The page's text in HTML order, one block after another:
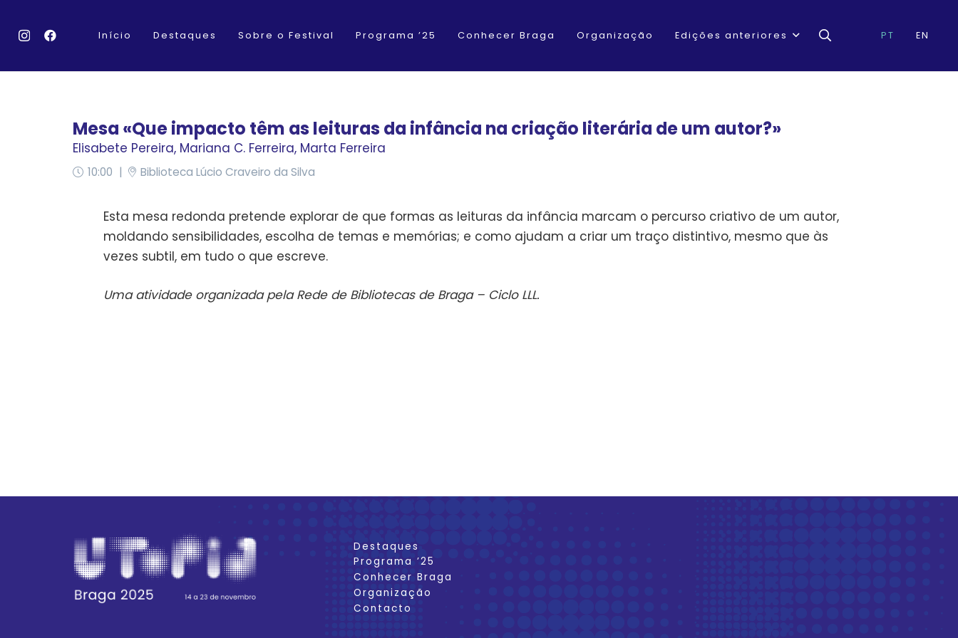
Início Destaques Sobre o Festival Programa ’25 Conhecer Braga Organização Edições anteriores PT EN
Mesa «Que impacto têm as leituras da infância na criação literária de um autor?»
Elisabete Pereira, Mariana C. Ferreira, Marta Ferreira
10:00 | Biblioteca Lúcio Craveiro da Silva
Esta mesa redonda pretende explorar de que formas as leituras da infância marcam o percurso criativo de um autor,
moldando sensibilidades, escolha de temas e memórias; e como ajudam a criar um traço distintivo, mesmo que às
vezes subtil, em tudo o que escreve.
Uma atividade organizada pela Rede de Bibliotecas de Braga – Ciclo LLL.
Destaques
Programa ’25
Conhecer Braga
Organização
Contacto